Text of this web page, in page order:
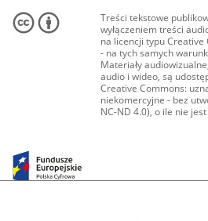
Treści tekstowe
wyłączeniem treści
na licencji typu
- na tych samych
Materiały
audio i wideo, są
Creative Commons:
niekomercyjne - bez
NC-ND 4.0), o ile nie